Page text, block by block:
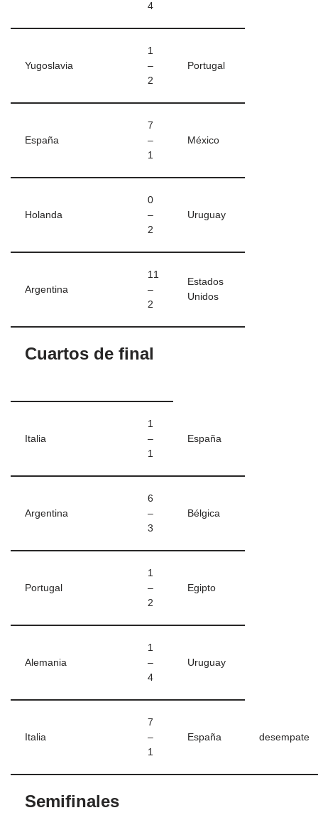
4
Yugoslavia
1
–
2
Portugal
España
7
–
1
México
Holanda
0
–
2
Uruguay
Argentina
11
–
2
Estados
Unidos
Cuartos de final
Italia
1
–
1
España
Argentina
6
–
3
Bélgica
Portugal
1
–
2
Egipto
Alemania
1
–
4
Uruguay
Italia
7
–
1
España desempate
Semifinales